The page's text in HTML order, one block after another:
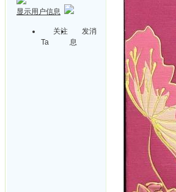
显示用户信息
关注
Ta
发消
息